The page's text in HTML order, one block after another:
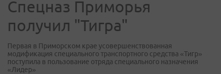
Спецназ Приморья
получил "Тигра"
​Первая в Приморском крае усовершенствованная
модификация специального транспортного средства «Тигр»
поступила в пользование отряда специального назначения
«Лидер»